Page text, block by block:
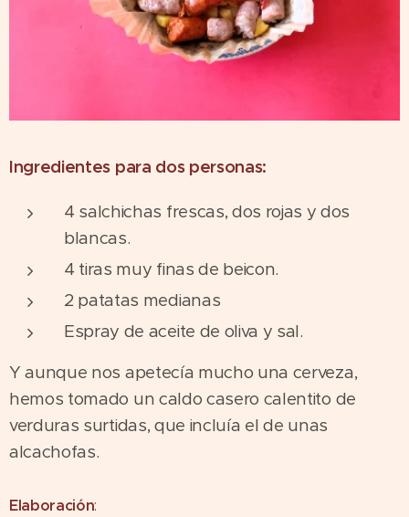
Ingredientes para dos personas:
4 salchichas frescas, dos rojas y dos
blancas.
4 tiras muy finas de beicon.
2 patatas medianas
Espray de aceite de oliva y sal.
Y aunque nos apetecía mucho una cerveza,
hemos tomado un caldo casero calentito de
verduras surtidas, que incluía el de unas
alcachofas.
Elaboración: